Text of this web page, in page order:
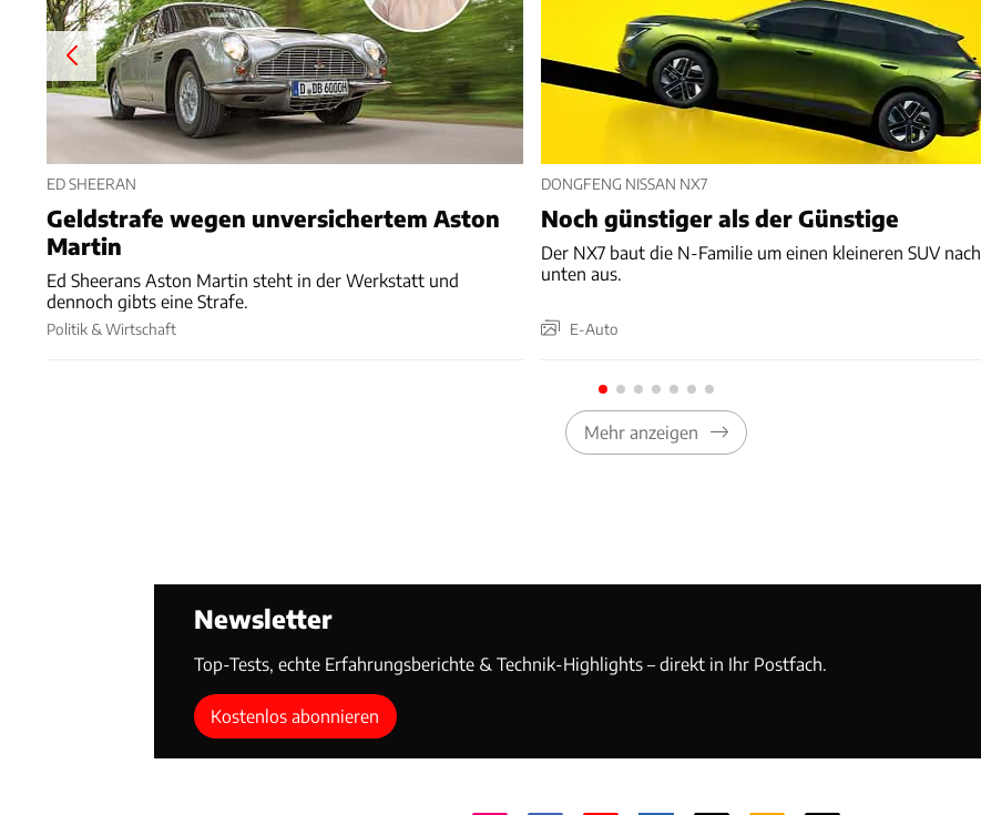
ED SHEERAN
Geldstrafe wegen unversichertem Aston
Martin
Ed Sheerans Aston Martin steht in der Werkstatt und
dennoch gibts eine Strafe.
Politik & Wirtschaft
DONGFENG NISSAN NX7
Noch günstiger als der Günstige
Der NX7 baut die N-Familie um einen kleineren SUV nach
unten aus.
E-Auto
Mehr anzeigen
Newsletter
Top-Tests, echte Erfahrungsberichte & Technik-Highlights – direkt in Ihr Postfach.
Kostenlos abonnieren